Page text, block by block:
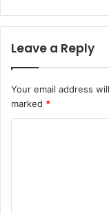
Leave a Reply
Your email address
marked *